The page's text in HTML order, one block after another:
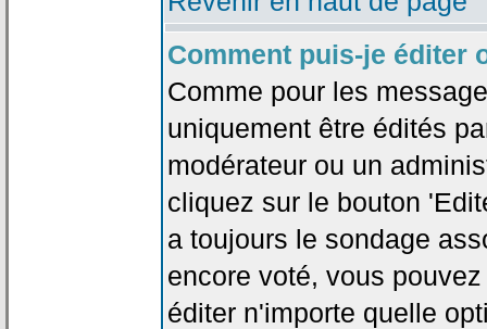
Comment puis-je éditer
Comme pour les
uniquement être édités
modérateur ou un
cliquez sur le bouton
a toujours le sondage
encore voté, vous
éditer n'importe quelle